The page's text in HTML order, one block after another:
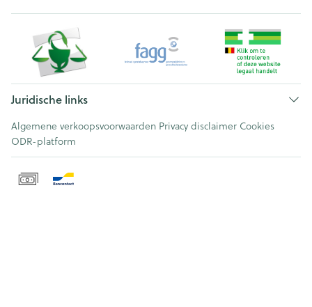
Juridische links
Algemene verkoopsvoorwaarden Privacy disclaimer Cookies
ODR-platform